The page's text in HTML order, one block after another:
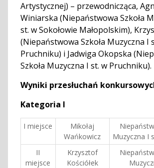
Artystycznej) – przewodnicząca,
Winiarska (Niepaństwowa Szkoła
st. w Sokołowie Małopolskim),
(Niepaństwowa Szkoła Muzyczna I
Pruchniku) i Jadwiga Okopska
Szkoła Muzyczna I st. w Pruchniku).
Wyniki przesłuchań
Kategoria I
I miejsce
Mikołaj
Wańkowicz
Muzyczna I
II
miejsce
Krzysztof
Kościółek